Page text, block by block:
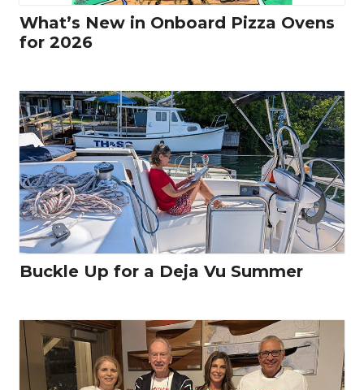
What’s New in Onboard Pizza Ovens
for 2026
Buckle Up for a Deja Vu Summer